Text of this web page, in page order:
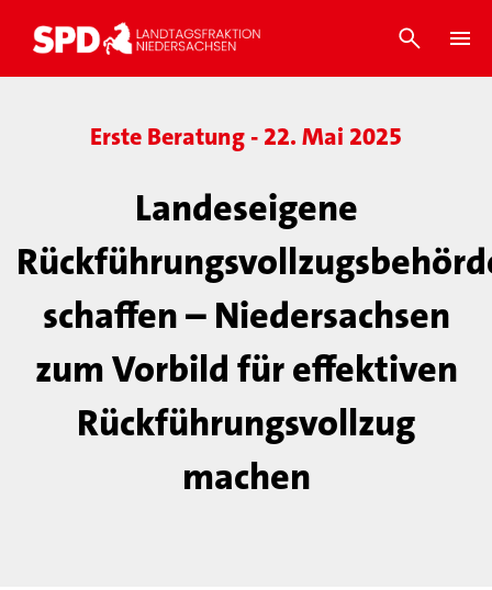
Erste Beratung - 22. Mai 2025
Landeseigene
schaffen – Niedersachsen
zum Vorbild für effektiven
Rückführungsvollzug
machen